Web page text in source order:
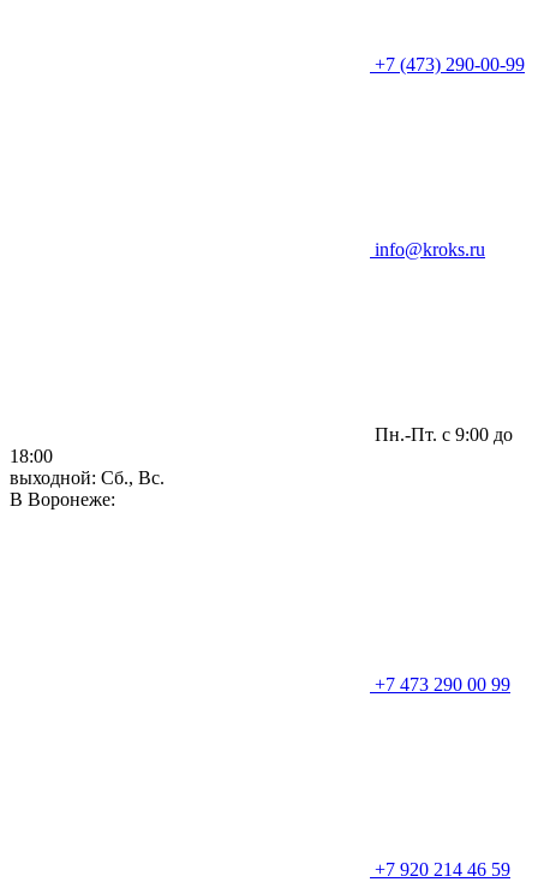
+7 (473) 290-00-99
info@kroks.ru
Пн.-Пт. с 9:00 до
18:00
выходной: Сб., Вс.
В Воронеже:
+7 473 290 00 99
+7 920 214 46 59